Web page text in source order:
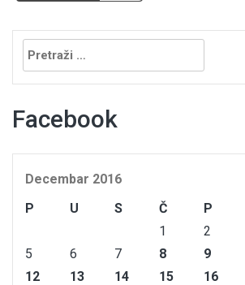
Pretraga:
Facebook
Decembar 2016
P
U S Č P
1
2
5
6 7 8 9
12
13 14 15 16